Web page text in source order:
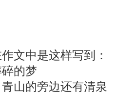
文中是这样写到：
的梦
山的旁边还有清泉